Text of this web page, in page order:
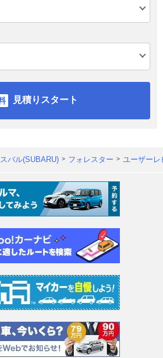
見積りスタート
スバル(SUBARU) フォレスター ユーザー